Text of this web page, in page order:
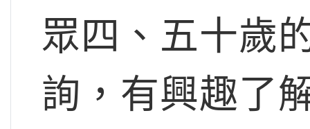
眾四、五十歲
詢，有興趣了